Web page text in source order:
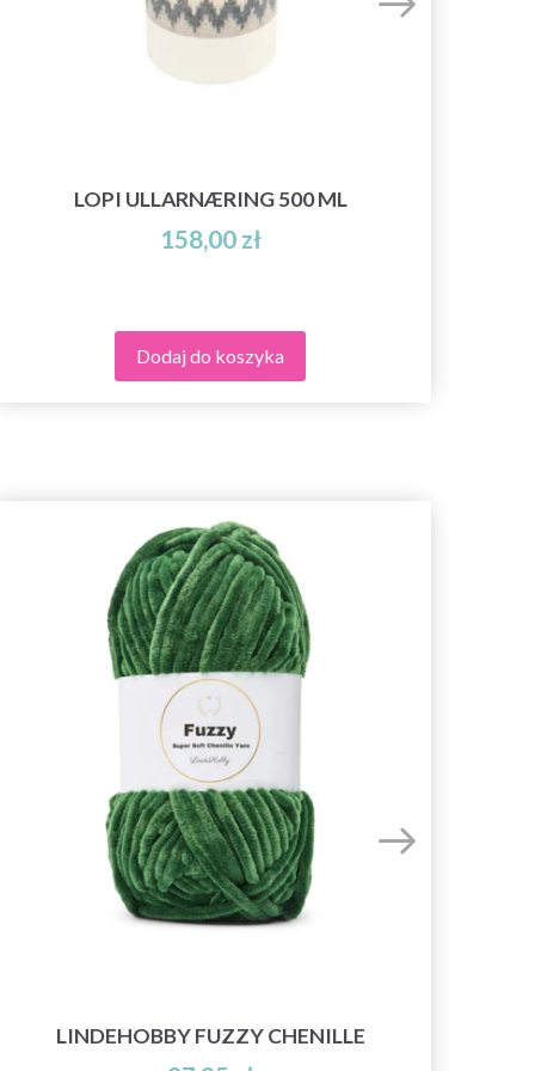
LOPI ULLARNÆRING 500 ML
158,00 zł
Dodaj do koszyka
LINDEHOBBY FUZZY CHENILLE